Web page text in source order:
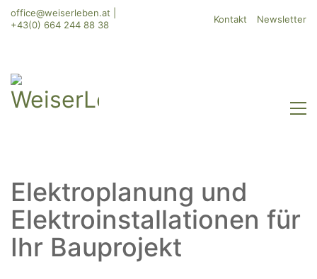
office@weiserleben.at
+43(0) 664 244 88 38
Kontakt Newsletter
Elektroplanung und
Elektroinstallationen für
Ihr Bauprojekt